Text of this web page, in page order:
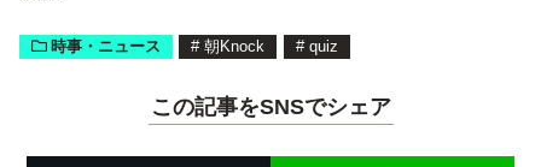
時事・ニュース # 朝Knock # quiz
この記事をSNSでシェア